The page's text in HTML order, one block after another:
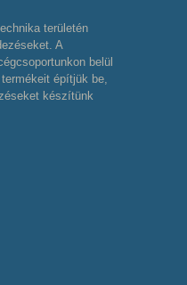
területén
A
belül
építjük be,
készítünk